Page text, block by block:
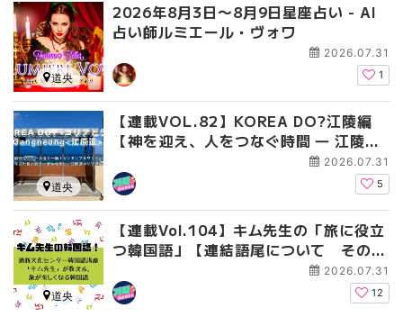
2026年8月3日〜8月9日星座占い - AI
占い師ルミエール・ヴォワ
2026.07.31
1
道央
【連載VOL.82】KOREA DO?江陵編
【神を迎え、人をつなぐ時間 ― 江陵端
2026.07.31
5
道央
【連載Vol.104】キム先生の「旅に役立
つ韓国語」【連結語尾について その
2026.07.31
12
道央